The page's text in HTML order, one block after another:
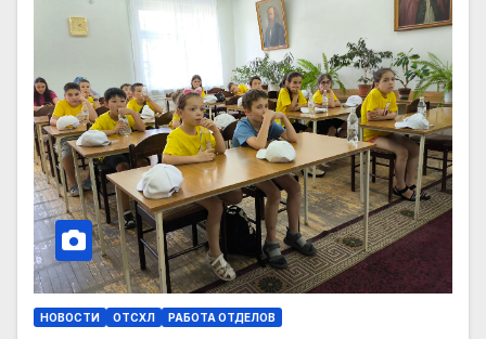
НОВОСТИ ОТСХЛ РАБОТА ОТДЕЛОВ